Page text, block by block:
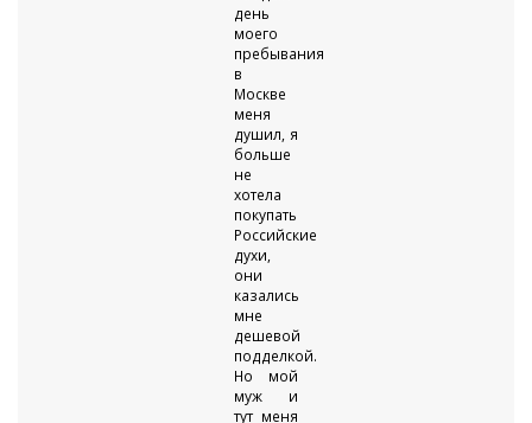
день
моего
пребывания
в
Москве
меня
душил, я
больше
не
хотела
покупать
Российские
духи,
они
казались
мне
дешевой
подделкой.
Но мой
муж и
тут меня